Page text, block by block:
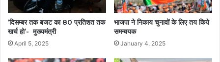
‘दिसम्बर तक बजट का 80 प्रतिशत तक
खर्च हो’- मुख्यमंत्री
April 5, 2025
भाजपा ने निकाय चुनावों के लिए तय किये
समन्वयक
January 4, 2025